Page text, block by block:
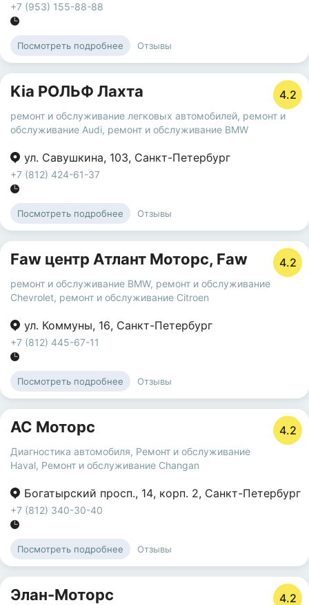
+7 (953) 155-88-88
Посмотреть подробнее Отзывы
Kia РОЛЬФ Лахта 4.2
ремонт и обслуживание легковых автомобилей, ремонт и
обслуживание Audi, ремонт и обслуживание BMW
ул. Савушкина, 103, Санкт-Петербург
+7 (812) 424-61-37
Посмотреть подробнее Отзывы
Faw центр Атлант Моторс, Faw 4.2
ремонт и обслуживание BMW, ремонт и обслуживание
Chevrolet, ремонт и обслуживание Citroen
ул. Коммуны, 16, Санкт-Петербург
+7 (812) 445-67-11
Посмотреть подробнее Отзывы
АС Моторс 4.2
Диагностика автомобиля, Ремонт и обслуживание
Haval, Ремонт и обслуживание Changan
Богатырский просп., 14, корп. 2, Санкт-Петербург
+7 (812) 340-30-40
Посмотреть подробнее Отзывы
Элан-Моторс 4.2